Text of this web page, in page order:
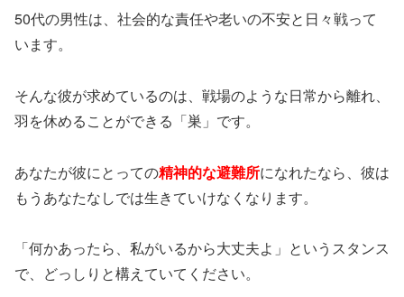
50代の男性は、社会的な責任や老いの不安と日々戦って
います。
そんな彼が求めているのは、戦場のような日常から離れ、
羽を休めることができる「巣」です。
あなたが彼にとっての精神的な避難所になれたなら、彼は
もうあなたなしでは生きていけなくなります。
「何かあったら、私がいるから大丈夫よ」というスタンス
で、どっしりと構えていてください。